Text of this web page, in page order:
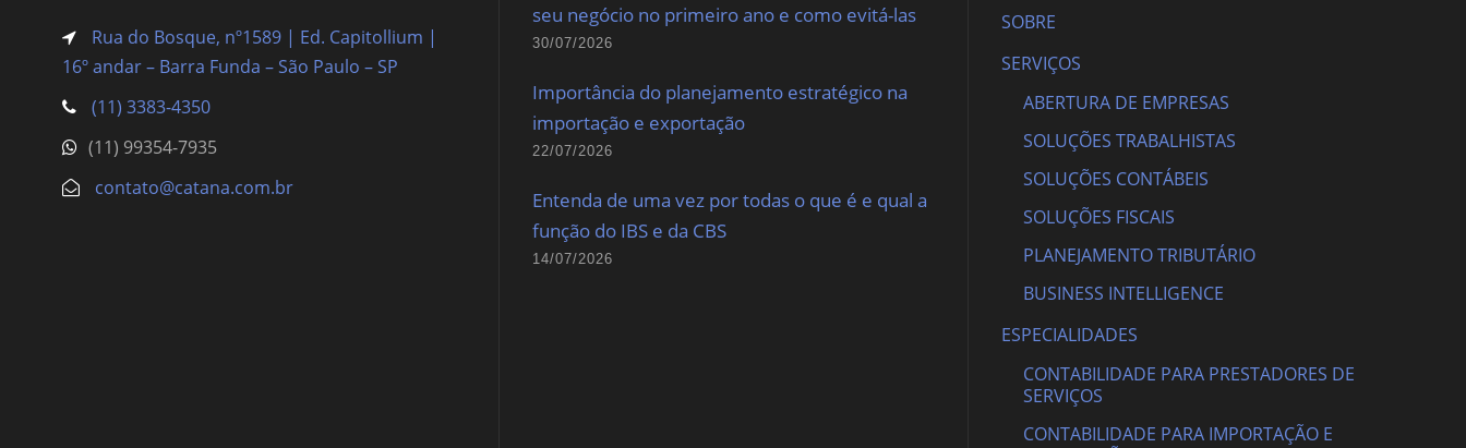
Rua do Bosque, nº1589 | Ed. Capitollium |
16º andar – Barra Funda – São Paulo – SP
(11) 3383-4350
(11) 99354-7935
contato@catana.com.br
seu negócio no primeiro ano e como evitá-las
30/07/2026
Importância do planejamento estratégico na
importação e exportação
22/07/2026
Entenda de uma vez por todas o que é e qual a
função do IBS e da CBS
14/07/2026
SOBRE
SERVIÇOS
ABERTURA DE EMPRESAS
SOLUÇÕES TRABALHISTAS
SOLUÇÕES CONTÁBEIS
SOLUÇÕES FISCAIS
PLANEJAMENTO TRIBUTÁRIO
BUSINESS INTELLIGENCE
ESPECIALIDADES
CONTABILIDADE PARA PRESTADORES DE
SERVIÇOS
CONTABILIDADE PARA IMPORTAÇÃO E